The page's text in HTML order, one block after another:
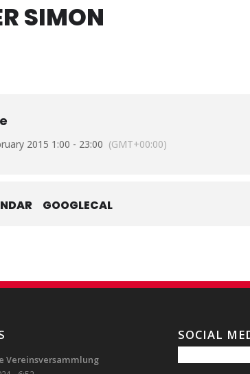
SIMON
2015 1:00 - 23:00 (GMT+00:00)
GOOGLECAL
Vereinsversammlung
SOCIAL